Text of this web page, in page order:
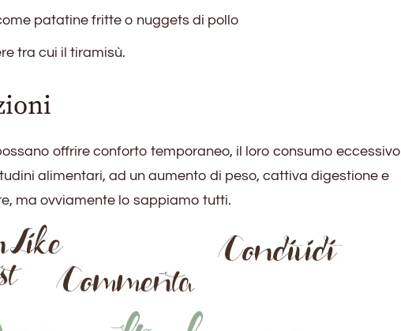
patatine fritte o nuggets di pollo
tra cui il tiramisù.
offrire conforto temporaneo, il loro consumo eccessivo
alimentari, ad un aumento di peso, cattiva digestione e
ma ovviamente lo sappiamo tutti.